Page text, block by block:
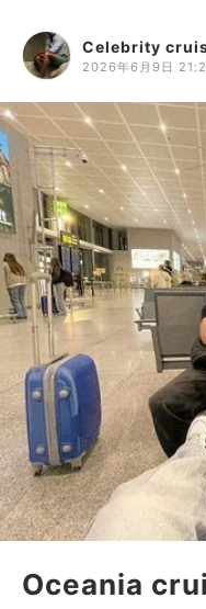
Celebrity
2026年6月9日
Oceania